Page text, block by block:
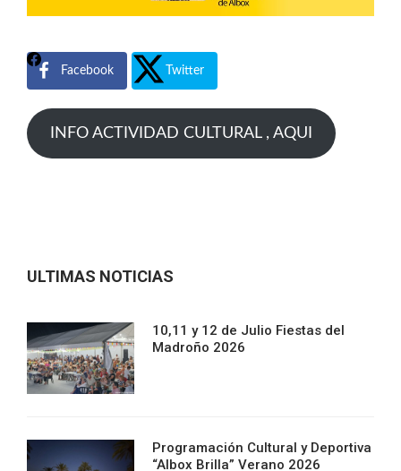
Facebook Twitter
INFO ACTIVIDAD CULTURAL , AQUI
ULTIMAS NOTICIAS
10,11 y 12 de Julio Fiestas del
Madroño 2026
Programación Cultural y Deportiva
“Albox Brilla” Verano 2026